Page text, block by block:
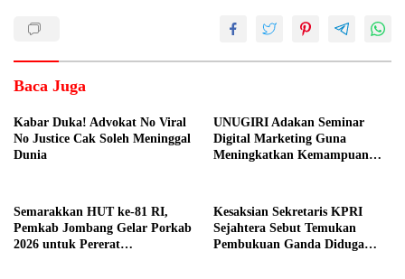
Baca Juga
Kabar Duka! Advokat No Viral
No Justice Cak Soleh Meninggal
Dunia
UNUGIRI Adakan Seminar
Digital Marketing Guna
Meningkatkan Kemampuan
Semarakkan HUT ke-81 RI,
Pemkab Jombang Gelar Porkab
2026 untuk Pererat
Kesaksian Sekretaris KPRI
Sejahtera Sebut Temukan
Pembukuan Ganda Diduga